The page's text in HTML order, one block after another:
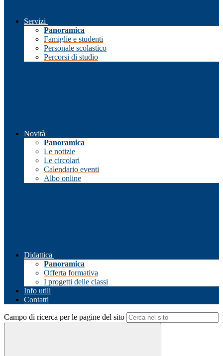
Servizi
Panoramica
Famiglie e studenti
Personale scolastico
Percorsi di studio
Novità
Panoramica
Le notizie
Le circolari
Calendario eventi
Albo online
Didattica
Panoramica
Offerta formativa
I progetti delle classi
Info utili
Contatti
Campo di ricerca per le pagine del sito